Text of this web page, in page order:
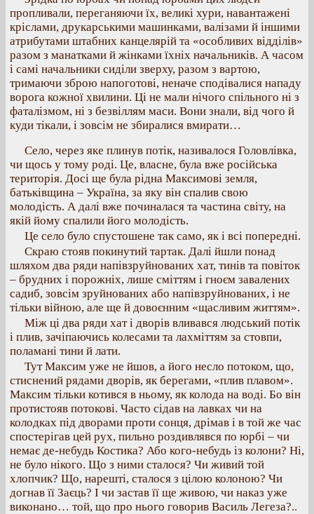
пропливали, переганяючи їх, великі хури, навантажені
кріслами, друкарськими машинками, валізами й іншими
атрибутами штабних канцелярій та «особливих відділів»
разом з манатками й жінками їхніх начальників. А часом
і самі начальники сиділи зверху, разом з вартою,
тримаючи зброю напоготові, неначе сподівалися нападу
ворога кожної хвилини. Ці не мали нічого спільного ні з
фаталізмом, ні з безвіллям маси. Вони знали, від чого й
куди тікали, і зовсім не збиралися вмирати…
Село, через яке плинув потік, називалося Головлівка,
чи щось у тому роді. Це, власне, була вже російська
територія. Досі ще була рідна Максимові земля,
батьківщина – Україна, за яку він спалив свою
молодість. А далі вже починалася та частина світу, на
якій йому спалили його молодість.
Це село було спустошене так само, як і всі попередні.
Скраю стояв покинутий тартак. Далі йшли понад
шляхом два ряди напівзруйнованих хат, тинів та повіток
– брудних і порожніх, лише сміттям і гноєм завалених
садиб, зовсім зруйнованих або напівзруйнованих, і не
тільки війною, але ще й довоєнним «щасливим життям».
Між ці два ряди хат і дворів вливався людський потік
і плив, зачіпаючись колесами та лахміттям за стовпи,
поламані тини й лати.
Тут Максим уже не йшов, а його несло потоком, що,
стиснений рядами дворів, як берегами, «плив плавом».
Максим тільки котився в ньому, як колода на воді. Бо він
протистояв потокові. Часто сідав на лавках чи на
колодках під дворами проти сонця, дрімав і в той же час
спостерігав цей рух, пильно роздивлявся по юрбі – чи
немає де-небудь Костика? Або кого-небудь із колони? Ні,
не було нікого. Що з ними сталося? Чи живий той
хлопчик? Що, нарешті, сталося з цілою колоною? Чи
догнав її Заєць? І чи застав її ще живою, чи наказ уже
виконано… той, що про нього говорив Василь Легеза?..